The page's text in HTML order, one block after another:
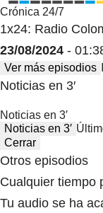
Crónica 24/7
1x24: Radio
23/08/2024 -
Ver más episodios
Noticias en 3′
Noticias en 3′
Noticias en 3′
Cerrar
Otros episodios
Cualquier tiempo
Tu audio se ha